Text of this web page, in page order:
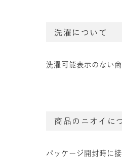
洗濯について
洗濯可能表示のない
商品のニオイに
パッケージ開封時に